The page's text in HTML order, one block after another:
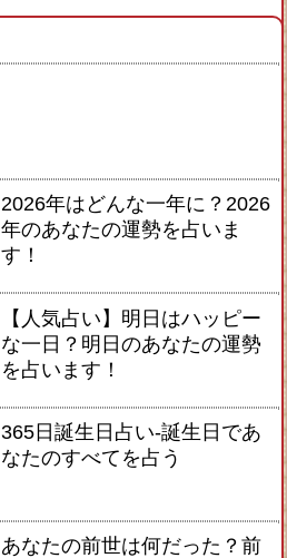
2026年はどんな一年に？2026
年のあなたの運勢を占いま
す！
【人気占い】明日はハッピー
な一日？明日のあなたの運勢
を占います！
365日誕生日占い-誕生日であ
なたのすべてを占う
あなたの前世は何だった？前